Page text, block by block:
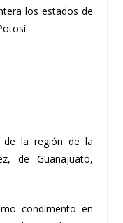
los estados de
de la región de la
de Guanajuato,
condimento en